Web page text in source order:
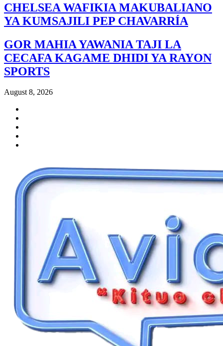
CHELSEA WAFIKIA MAKUBALIANO
YA KUMSAJILI PEP CHAVARRÍA
GOR MAHIA YAWANIA TAJI LA
CECAFA KAGAME DHIDI YA RAYON
SPORTS
August 8, 2026